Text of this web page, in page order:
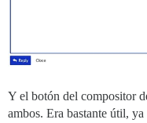
Y el botón del compositor
ambos. Era bastante útil,